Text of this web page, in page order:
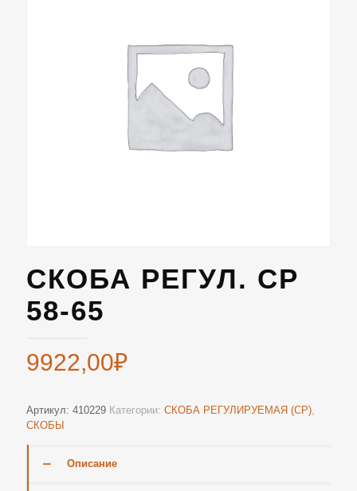
СКОБА РЕГУЛ. СР
58-65
9922,00₽
Артикул: 410229 Категории: СКОБА РЕГУЛИРУЕМАЯ (СР),
СКОБЫ
Описание